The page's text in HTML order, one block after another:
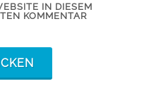
IN DIESEM
KOMMENTAR